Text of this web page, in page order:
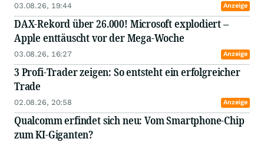
03.08.26, 19:44 Anzeige
DAX-Rekord über 26.000! Microsoft explodiert –
Apple enttäuscht vor der Mega-Woche
03.08.26, 16:27 Anzeige
3 Profi-Trader zeigen: So entsteht ein erfolgreicher
Trade
02.08.26, 20:58 Anzeige
Qualcomm erfindet sich neu: Vom Smartphone-Chip
zum KI-Giganten?